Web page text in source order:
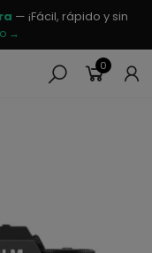
— ¡Fácil, rápido y sin
→
0